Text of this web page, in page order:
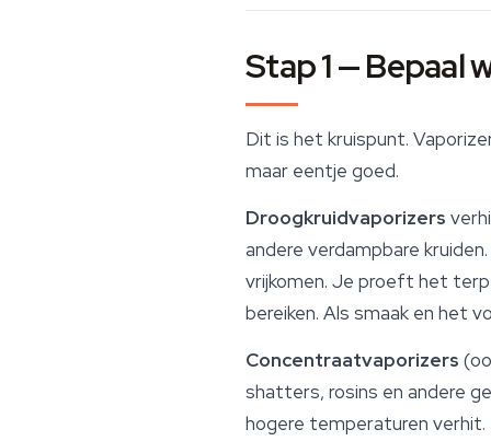
Stap 1 — Bepaal
Dit is het kruispunt.
maar eentje goed.
Droogkruidvaporizers
andere verdampbare
vrijkomen. Je proeft het
bereiken. Als smaak en het
Concentraatvaporizers
shatters, rosins en andere
hogere temperaturen verhit.